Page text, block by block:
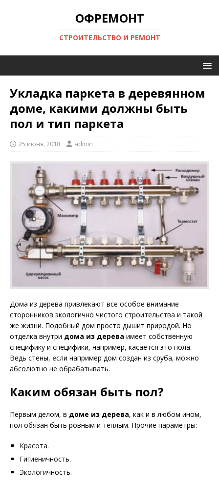
ОФРЕМОНТ
СТРОИТЕЛЬСТВО И РЕМОНТ
Укладка паркета в деревянном
доме, какими должны быть
пол и тип паркета
25 июня, 2018 admin
Дома из дерева привлекают все особое внимание
сторонников экологично чистого строительства и такой
же жизни. Подобный дом просто дышит природой. Но
отделка внутри дома из дерева имеет собственную
специфику и специфики, например, касается это пола.
Ведь стены, если например дом создан из сруба, можно
абсолютно не обрабатывать.
Каким обязан быть пол?
Первым делом, в доме из дерева, как и в любом ином,
пол обязан быть ровным и тёплым. Прочие параметры:
Красота.
Гигиеничность.
Экологичность.